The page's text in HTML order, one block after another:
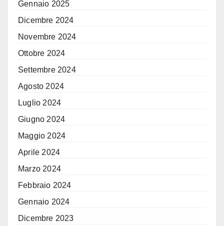
Gennaio 2025
Dicembre 2024
Novembre 2024
Ottobre 2024
Settembre 2024
Agosto 2024
Luglio 2024
Giugno 2024
Maggio 2024
Aprile 2024
Marzo 2024
Febbraio 2024
Gennaio 2024
Dicembre 2023